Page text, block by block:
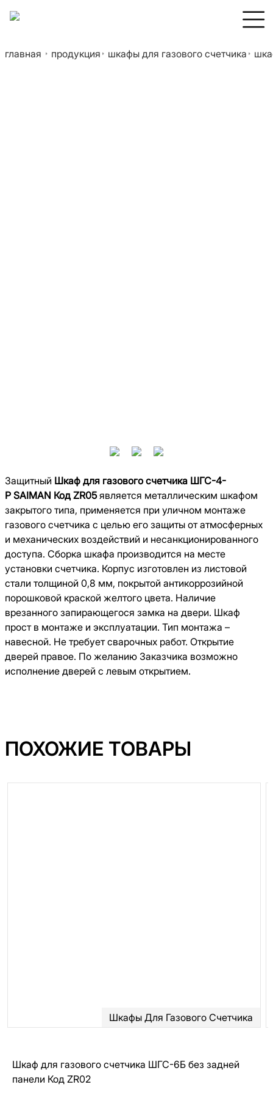
главная продукция шкафы для газового счетчика
Защитный Шкаф для газового счетчика ШГС-4-
Р SAIMAN Код ZR05является металлическим шкафом
закрытого типа, применяется при уличном монтаже
газового счетчика с целью его защиты от атмосферных
и механических воздействий и несанкционированного
доступа. Сборка шкафа производится на месте
установки счетчика. Корпус изготовлен из листовой
стали толщиной 0,8 мм, покрытой антикоррозийной
порошковой краской желтого цвета. Наличие
врезанного запирающегося замка на двери. Шкаф
прост в монтаже и эксплуатации. Тип монтажа –
навесной. Не требует сварочных работ. Открытие
дверей правое. По желанию Заказчика возможно
исполнение дверей с левым открытием.
ПОХОЖИЕ ТОВАРЫ
Шкафы Для Газового Счетчика
Шкаф для газового счетчика ШГС-6Б без задней
панели Код ZR02